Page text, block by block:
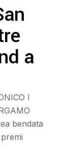
a
I
bendata